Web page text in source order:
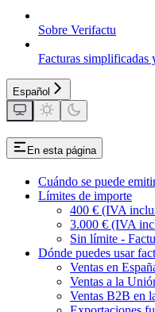
Sobre Verifactu
Facturas simplificadas
Español
En esta página
Cuándo se puede
Límites de importe
400 € (IVA
3.000 € (IVA
Sin límite -
Dónde puedes usar
Ventas en
Ventas a la
Ventas B2B en